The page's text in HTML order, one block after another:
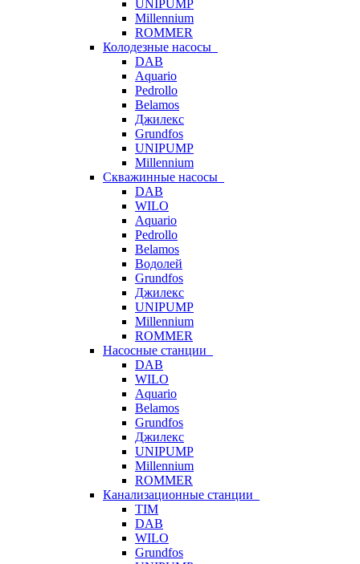
UNIPUMP
Millennium
ROMMER
Колодезные насосы
DAB
Aquario
Pedrollo
Belamos
Джилекс
Grundfos
UNIPUMP
Millennium
Скважинные насосы
DAB
WILO
Aquario
Pedrollo
Belamos
Водолей
Grundfos
Джилекс
UNIPUMP
Millennium
ROMMER
Насосные станции
DAB
WILO
Aquario
Belamos
Grundfos
Джилекс
UNIPUMP
Millennium
ROMMER
Канализационные станции
TIM
DAB
WILO
Grundfos